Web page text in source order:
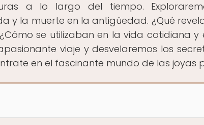
a lo largo del tiempo.
y la muerte en la antigüedad. ¿Qué
se utilizaban en la vida cotidiana y
viaje y desvelaremos los
en el fascinante mundo de las joyas